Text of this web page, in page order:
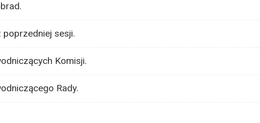
poprzedniej sesji.
Komisji.
Rady.